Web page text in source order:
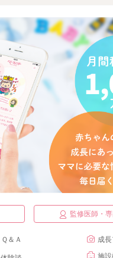
監修医師・
Ｑ＆Ａ
成
施